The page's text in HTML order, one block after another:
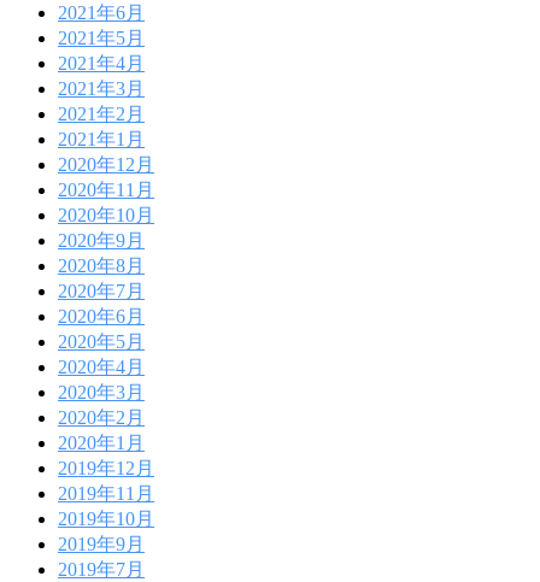
2021年6月
2021年5月
2021年4月
2021年3月
2021年2月
2021年1月
2020年12月
2020年11月
2020年10月
2020年9月
2020年8月
2020年7月
2020年6月
2020年5月
2020年4月
2020年3月
2020年2月
2020年1月
2019年12月
2019年11月
2019年10月
2019年9月
2019年7月